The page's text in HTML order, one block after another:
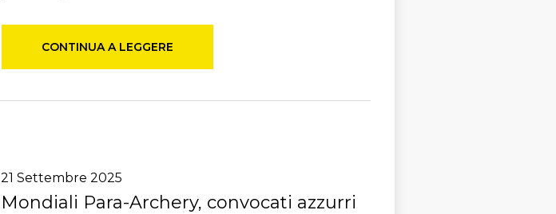
CONTINUA A LEGGERE
21 Settembre 2025
Mondiali Para-Archery, convocati azzurri